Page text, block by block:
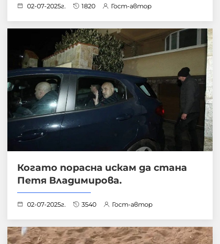
02-07-2025г. 1820 Гост-автор
Когато порасна искам да стана
Петя Владимирова.
02-07-2025г. 3540 Гост-автор